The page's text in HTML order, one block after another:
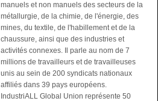
manuels et non manuels des secteurs de la
métallurgie, de la chimie, de l'énergie, des
mines, du textile, de l'habillement et de la
chaussure, ainsi que des industries et
activités connexes. Il parle au nom de 7
millions de travailleurs et de travailleuses
unis au sein de 200 syndicats nationaux
affiliés dans 39 pays européens.
IndustriALL Global Union représente 50